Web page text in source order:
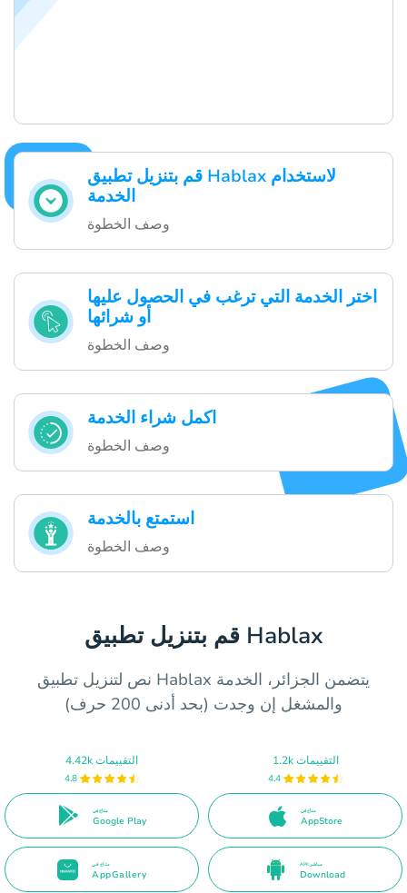
قم بتنزيل تطبيق Hablax لاستخدام
الخدمة
وصف الخطوة
اختر الخدمة التي ترغب في الحصول عليها
أو شرائها
وصف الخطوة
اكمل شراء الخدمة
وصف الخطوة
استمتع بالخدمة
وصف الخطوة
قم بتنزيل تطبيق Hablax
نص لتنزيل تطبيق Hablax يتضمن الجزائر، الخدمة
والمشغل إن وجدت (بحد أدنى 200 حرف)
4.42k التقييمات
4.8
متاح في
Google Play
1.2k التقييمات
4.4
متاح في
AppStore
متاح في
AppGallery
APK مباشر
Download